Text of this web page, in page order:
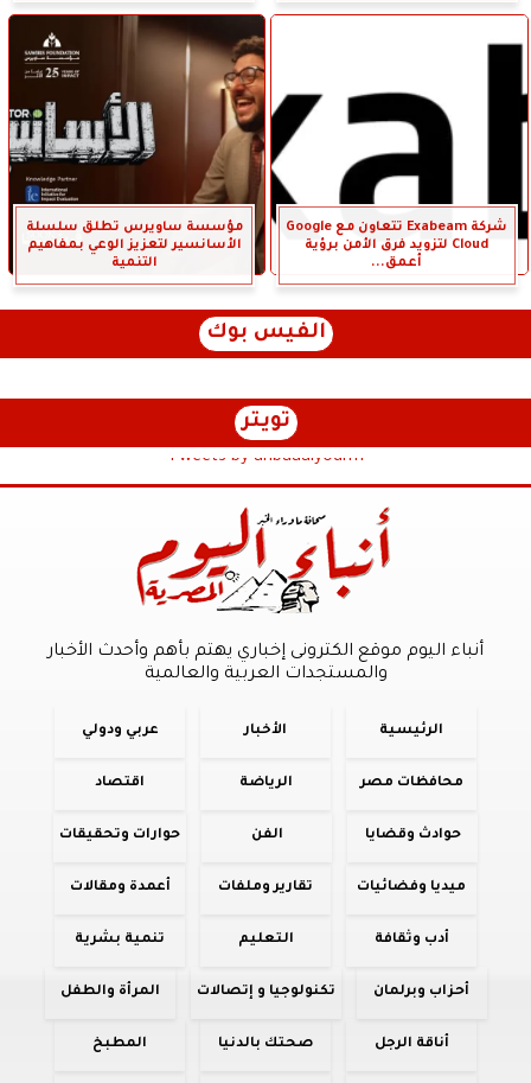
شركة Exabeam تتعاون مع Google
Cloud لتزويد فرق الأمن برؤية
أعمق...
مؤسسة ساويرس تطلق سلسلة
الأسانسير لتعزيز الوعي بمفاهيم
التنمية
الفيس بوك
تويتر
Tweets by anbaaalyoum1
أنباء اليوم موقع الكترونى إخباري يهتم بأهم وأحدث الأخبار
والمستجدات العربية والعالمية
الرئيسية الأخبار عربي ودولي
محافظات مصر الرياضة اقتصاد
حوادث وقضايا الفن حوارات وتحقيقات
ميديا وفضائيات تقارير وملفات أعمدة ومقالات
أدب وثقافة التعليم تنمية بشرية
أحزاب وبرلمان تكنولوجيا و إتصالات المرأة والطفل
أناقة الرجل صحتك بالدنيا المطبخ